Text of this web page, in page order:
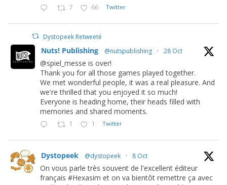
7 66 Twitter
Dystopeek Retweeté
Nuts! Publishing @nutspublishing · 28 Oct
@spiel_messe is over!
Thank you for all those games played together.
We met wonderful people, it was a real pleasure. And
we're thrilled that you enjoyed it so much!
Everyone is heading home, their heads filled with
memories and shared moments.
1 1 Twitter
Dystopeek @dystopeek · 8 Oct
On vous parle très souvent de l'excellent éditeur
français #Hexasim et on va bientôt remettre ça avec